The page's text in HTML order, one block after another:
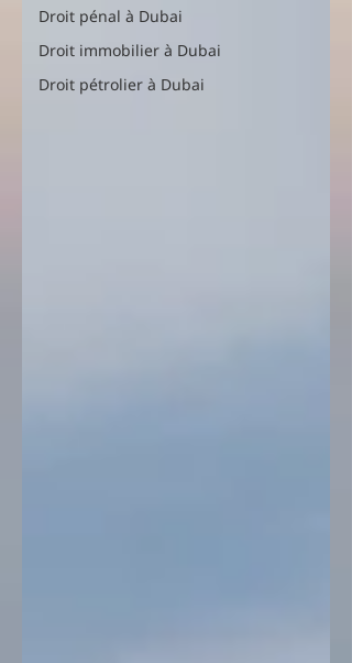
Droit pénal à Dubai
Droit immobilier à Dubai
Droit pétrolier à Dubai